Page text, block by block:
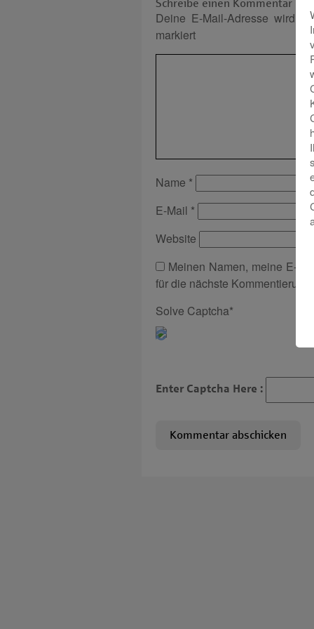
Schreibe einen Kommentar
Deine E-Mail-Adresse wird
markiert
Name *
E-Mail *
Website
Meinen Namen, meine E-
für die nächste
Solve Captcha*
Enter Captcha Here :